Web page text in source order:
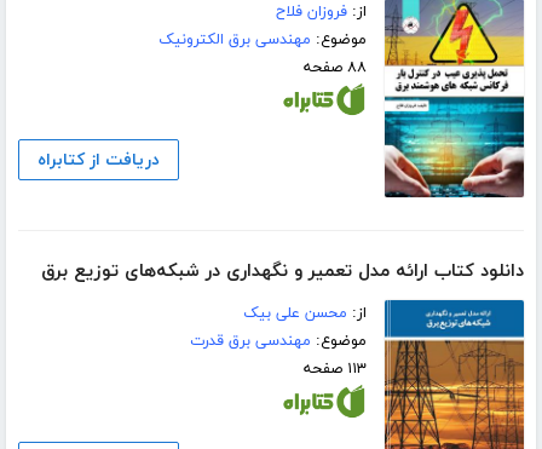
از:فروزان فلاح
موضوع: مهندسی برق الکترونیک
۸۸ صفحه
دریافت از کتابراه
دانلود کتاب ارائه مدل تعمیر و نگهداری در شبکه‌های توزیع برق
از: محسن علی بیک
موضوع: مهندسی برق قدرت
۱۱۳ صفحه